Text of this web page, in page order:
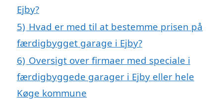
Ejby?
5) Hvad er med til at bestemme prisen på
færdigbygget garage i Ejby?
6) Oversigt over firmaer med speciale i
færdigbyggede garager i Ejby eller hele
Køge kommune